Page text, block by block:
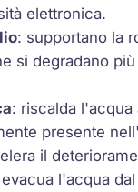
elettronica.
: supportano la
si degradano
: riscalda l'acqua
presente
il
l'acqua